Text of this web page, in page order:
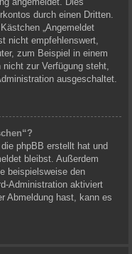
durch einen Dritten.
„Angemeldet
nicht empfehlenswert,
zum Beispiel in einem
nicht zur Verfügung steht,
ausgeschaltet.
phpBB erstellt hat und
bleibst. Außerdem
beispielsweise den
Administration aktiviert
Abmeldung hast, kann es